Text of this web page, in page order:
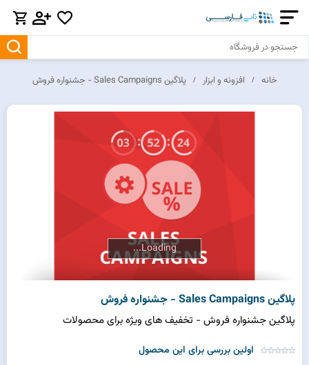
خانه افزونه و ابزار پلاگین Sales Campaigns - جشنواره فروش
Loading...
Loading...
پلاگین Sales Campaigns - جشنواره فروش
پلاگین جشنواره فروش - تخفیف های ویژه برای محصولات
اولین بررسی برای این محصول